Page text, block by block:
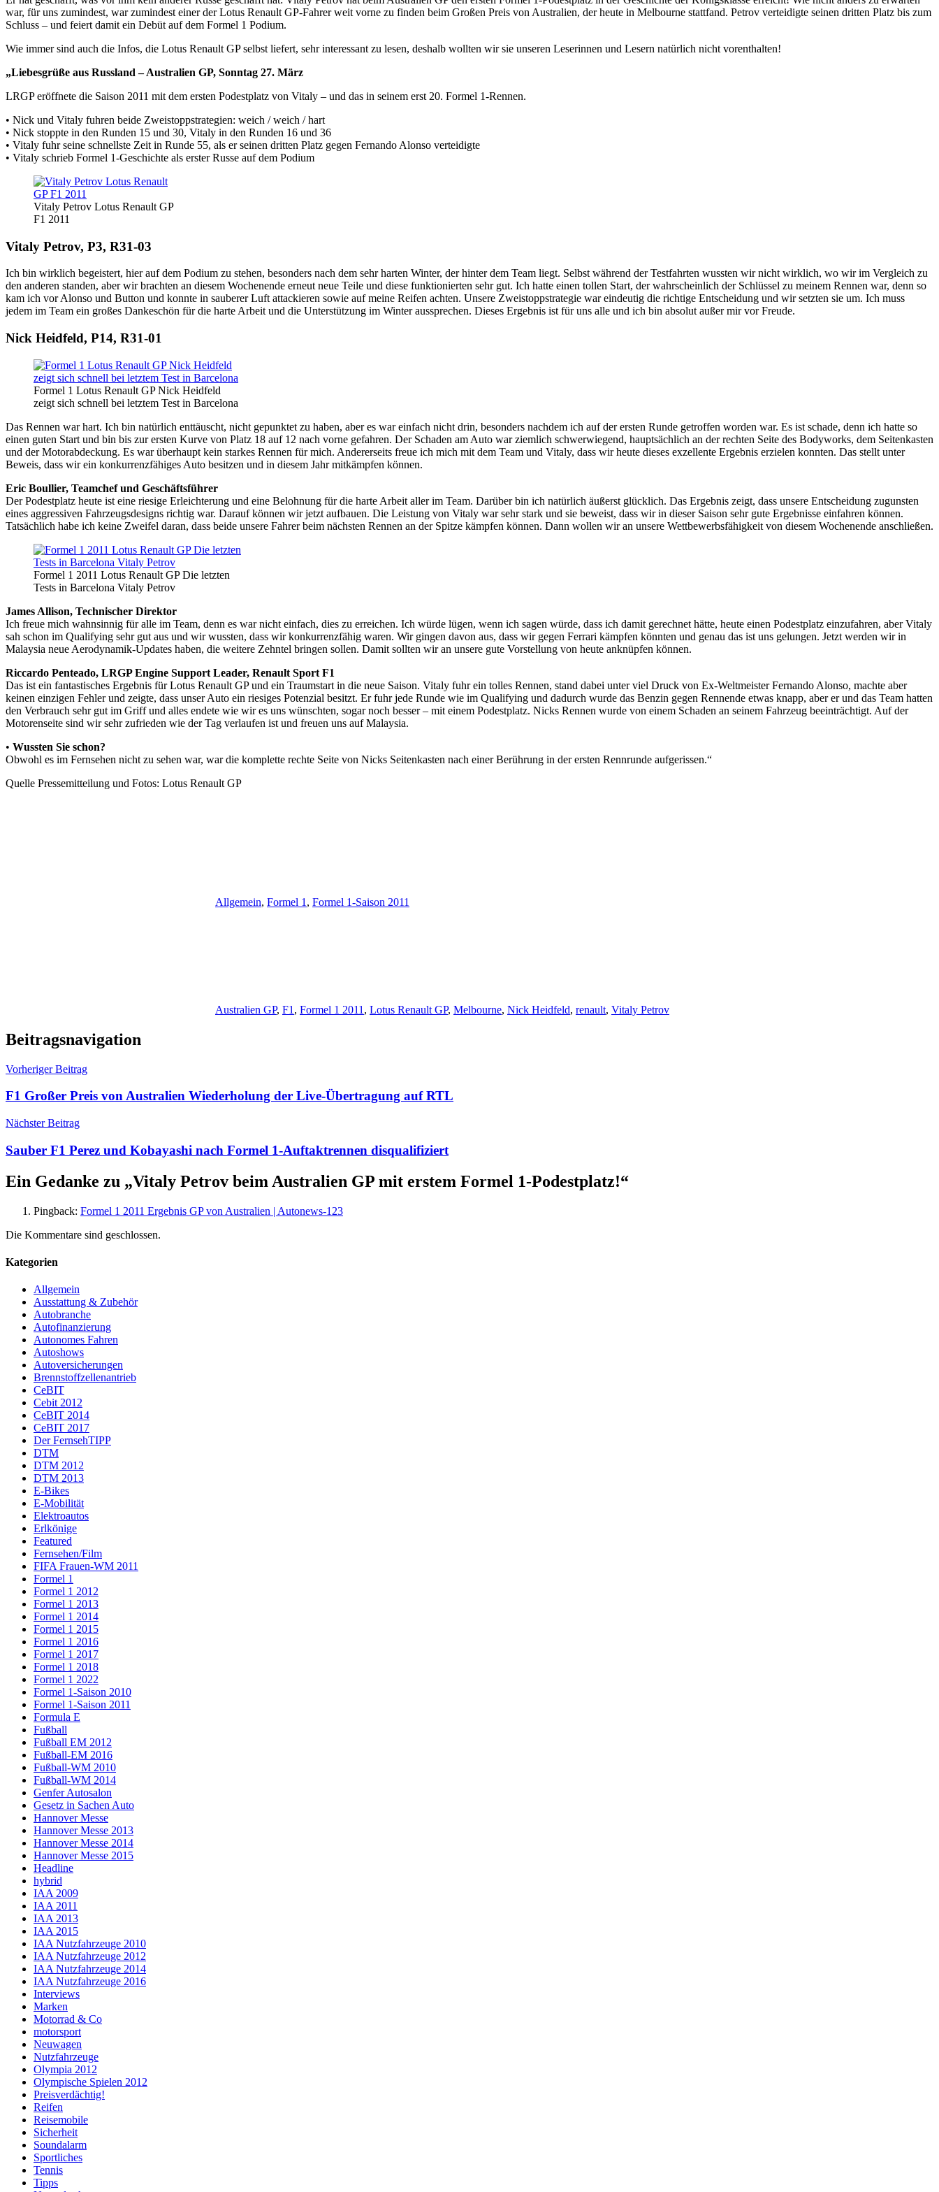
war, für uns zumindest, war zumindest einer der Lotus Renault GP-Fahrer weit vorne zu finden beim Großen Preis von Australien, der heute in Melbourne stattfand. Petrov verteidigte seinen dritten Platz bis zum
Schluss – und feiert damit ein Debüt auf dem Formel 1 Podium.
Wie immer sind auch die Infos, die Lotus Renault GP selbst liefert, sehr interessant zu lesen, deshalb wollten wir sie unseren Leserinnen und Lesern natürlich nicht vorenthalten!
„Liebesgrüße aus Russland – Australien GP, Sonntag 27. März
LRGP eröffnete die Saison 2011 mit dem ersten Podestplatz von Vitaly – und das in seinem erst 20. Formel 1-Rennen.
• Nick und Vitaly fuhren beide Zweistoppstrategien: weich / weich / hart
• Nick stoppte in den Runden 15 und 30, Vitaly in den Runden 16 und 36
• Vitaly fuhr seine schnellste Zeit in Runde 55, als er seinen dritten Platz gegen Fernando Alonso verteidigte
• Vitaly schrieb Formel 1-Geschichte als erster Russe auf dem Podium
Vitaly Petrov Lotus Renault GP
F1 2011
Vitaly Petrov, P3, R31-03
Ich bin wirklich begeistert, hier auf dem Podium zu stehen, besonders nach dem sehr harten Winter, der hinter dem Team liegt. Selbst während der Testfahrten wussten wir nicht wirklich, wo wir im Vergleich zu
den anderen standen, aber wir brachten an diesem Wochenende erneut neue Teile und diese funktionierten sehr gut. Ich hatte einen tollen Start, der wahrscheinlich der Schlüssel zu meinem Rennen war, denn so
kam ich vor Alonso und Button und konnte in sauberer Luft attackieren sowie auf meine Reifen achten. Unsere Zweistoppstrategie war eindeutig die richtige Entscheidung und wir setzten sie um. Ich muss
jedem im Team ein großes Dankeschön für die harte Arbeit und die Unterstützung im Winter aussprechen. Dieses Ergebnis ist für uns alle und ich bin absolut außer mir vor Freude.
Nick Heidfeld, P14, R31-01
Formel 1 Lotus Renault GP Nick Heidfeld
zeigt sich schnell bei letztem Test in Barcelona
Das Rennen war hart. Ich bin natürlich enttäuscht, nicht gepunktet zu haben, aber es war einfach nicht drin, besonders nachdem ich auf der ersten Runde getroffen worden war. Es ist schade, denn ich hatte so
einen guten Start und bin bis zur ersten Kurve von Platz 18 auf 12 nach vorne gefahren. Der Schaden am Auto war ziemlich schwerwiegend, hauptsächlich an der rechten Seite des Bodyworks, dem Seitenkasten
und der Motorabdeckung. Es war überhaupt kein starkes Rennen für mich. Andererseits freue ich mich mit dem Team und Vitaly, dass wir heute dieses exzellente Ergebnis erzielen konnten. Das stellt unter
Beweis, dass wir ein konkurrenzfähiges Auto besitzen und in diesem Jahr mitkämpfen können.
Eric Boullier, Teamchef und Geschäftsführer
Der Podestplatz heute ist eine riesige Erleichterung und eine Belohnung für die harte Arbeit aller im Team. Darüber bin ich natürlich äußerst glücklich. Das Ergebnis zeigt, dass unsere Entscheidung zugunsten
eines aggressiven Fahrzeugsdesigns richtig war. Darauf können wir jetzt aufbauen. Die Leistung von Vitaly war sehr stark und sie beweist, dass wir in dieser Saison sehr gute Ergebnisse einfahren können.
Tatsächlich habe ich keine Zweifel daran, dass beide unsere Fahrer beim nächsten Rennen an der Spitze kämpfen können. Dann wollen wir an unsere Wettbewerbsfähigkeit von diesem Wochenende anschließen.
Formel 1 2011 Lotus Renault GP Die letzten
Tests in Barcelona Vitaly Petrov
James Allison, Technischer Direktor
Ich freue mich wahnsinnig für alle im Team, denn es war nicht einfach, dies zu erreichen. Ich würde lügen, wenn ich sagen würde, dass ich damit gerechnet hätte, heute einen Podestplatz einzufahren, aber Vitaly
sah schon im Qualifying sehr gut aus und wir wussten, dass wir konkurrenzfähig waren. Wir gingen davon aus, dass wir gegen Ferrari kämpfen könnten und genau das ist uns gelungen. Jetzt werden wir in
Malaysia neue Aerodynamik-Updates haben, die weitere Zehntel bringen sollen. Damit sollten wir an unsere gute Vorstellung von heute anknüpfen können.
Riccardo Penteado, LRGP Engine Support Leader, Renault Sport F1
Das ist ein fantastisches Ergebnis für Lotus Renault GP und ein Traumstart in die neue Saison. Vitaly fuhr ein tolles Rennen, stand dabei unter viel Druck von Ex-Weltmeister Fernando Alonso, machte aber
keinen einzigen Fehler und zeigte, dass unser Auto ein riesiges Potenzial besitzt. Er fuhr jede Runde wie im Qualifying und dadurch wurde das Benzin gegen Rennende etwas knapp, aber er und das Team hatten
den Verbrauch sehr gut im Griff und alles endete wie wir es uns wünschten, sogar noch besser – mit einem Podestplatz. Nicks Rennen wurde von einem Schaden an seinem Fahrzeug beeinträchtigt. Auf der
Motorenseite sind wir sehr zufrieden wie der Tag verlaufen ist und freuen uns auf Malaysia.
• Wussten Sie schon?
Obwohl es im Fernsehen nicht zu sehen war, war die komplette rechte Seite von Nicks Seitenkasten nach einer Berührung in der ersten Rennrunde aufgerissen.“
Quelle Pressemitteilung und Fotos: Lotus Renault GP
Allgemein, Formel 1 , Formel 1-Saison 2011
Australien GP, F1 , Formel 1 2011 , Lotus Renault GP, Melbourne, Nick Heidfeld, renault, Vitaly Petrov
Beitragsnavigation
Vorheriger Beitrag
F1 Großer Preis von Australien Wiederholung der Live-Übertragung auf RTL
Nächster Beitrag
Sauber F1 Perez und Kobayashi nach Formel 1-Auftaktrennen disqualifiziert
Ein Gedanke zu „Vitaly Petrov beim Australien GP mit erstem Formel 1-Podestplatz!“
Pingback: Formel 1 2011 Ergebnis GP von Australien | Autonews-123
Die Kommentare sind geschlossen.
Kategorien
Allgemein
Ausstattung & Zubehör
Autobranche
Autofinanzierung
Autonomes Fahren
Autoshows
Autoversicherungen
Brennstoffzellenantrieb
CeBIT
Cebit 2012
CeBIT 2014
CeBIT 2017
Der FernsehTIPP
DTM
DTM 2012
DTM 2013
E-Bikes
E-Mobilität
Elektroautos
Erlkönige
Featured
Fernsehen/Film
FIFA Frauen-WM 2011
Formel 1
Formel 1 2012
Formel 1 2013
Formel 1 2014
Formel 1 2015
Formel 1 2016
Formel 1 2017
Formel 1 2018
Formel 1 2022
Formel 1-Saison 2010
Formel 1-Saison 2011
Formula E
Fußball
Fußball EM 2012
Fußball-EM 2016
Fußball-WM 2010
Fußball-WM 2014
Genfer Autosalon
Gesetz in Sachen Auto
Hannover Messe
Hannover Messe 2013
Hannover Messe 2014
Hannover Messe 2015
Headline
hybrid
IAA 2009
IAA 2011
IAA 2013
IAA 2015
IAA Nutzfahrzeuge 2010
IAA Nutzfahrzeuge 2012
IAA Nutzfahrzeuge 2014
IAA Nutzfahrzeuge 2016
Interviews
Marken
Motorrad & Co
motorsport
Neuwagen
Nutzfahrzeuge
Olympia 2012
Olympische Spielen 2012
Preisverdächtig!
Reifen
Reisemobile
Sicherheit
Soundalarm
Sportliches
Tennis
Tipps